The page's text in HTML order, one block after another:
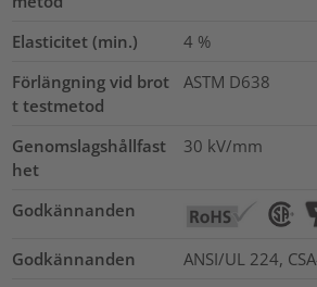
Elasticitet (min.)
4 %
Förlängning vid brot
t testmetod
ASTM D638
Genomslagshållfast
het
30 kV/mm
Godkännanden
Godkännanden
ANSI/UL 224,